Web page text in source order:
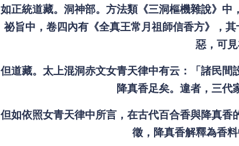
如正統道藏。洞神部。方法類《三洞樞機雜說》
祕旨中，卷四內有《全真王常月祖師信香方》，
惡，可
但道藏。太上混洞赤文女青天律中有云：「諸民
降真香足矣。違者，三代
但如依照女青天律中所言，在古代百合香與降真
徵，降真香解釋為香